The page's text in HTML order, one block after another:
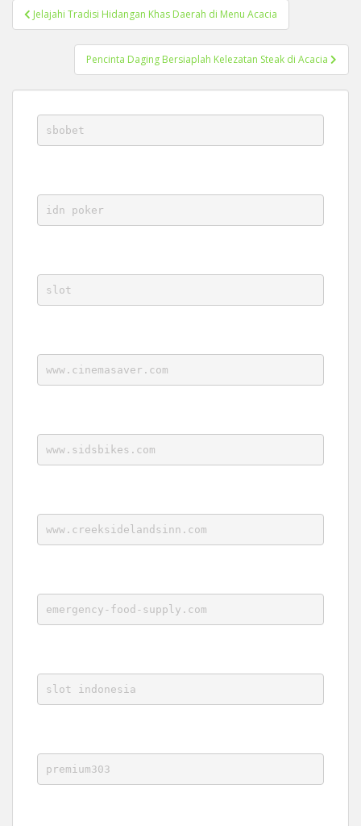
Post
navigation
Jelajahi Tradisi Hidangan Khas Daerah di Menu Acacia
Pencinta Daging Bersiaplah Kelezatan Steak di Acacia
sbobet
idn poker
slot
www.cinemasaver.com
www.sidsbikes.com
www.creeksidelandsinn.com
emergency-food-supply.com
slot indonesia
premium303